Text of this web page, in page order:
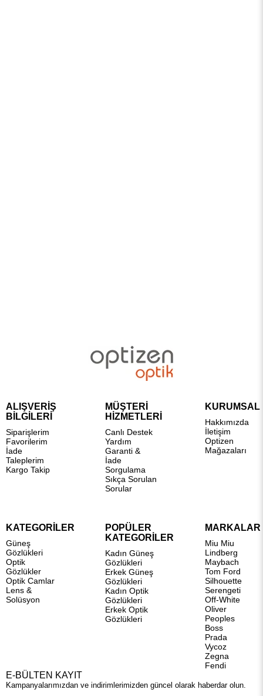
ALIŞVERİŞ
BİLGİLERİ
Siparişlerim
Favorilerim
İade
Taleplerim
Kargo Takip
MÜŞTERİ
HİZMETLERİ
Canlı Destek
Yardım
Garanti &
İade
Sorgulama
Sıkça Sorulan
Sorular
KURUMSAL
Hakkımızda
İletişim
Optizen
Mağazaları
KATEGORİLER
Güneş
Gözlükleri
Optik
Gözlükler
Optik Camlar
Lens &
Solüsyon
POPÜLER
KATEGORİLER
Kadın Güneş
Gözlükleri
Erkek Güneş
Gözlükleri
Kadın Optik
Gözlükleri
Erkek Optik
Gözlükleri
MARKALAR
Miu Miu
Lindberg
Maybach
Tom Ford
Silhouette
Serengeti
Off-White
Oliver
Peoples
Boss
Prada
Vycoz
Zegna
Fendi
E-BÜLTEN KAYIT
Kampanyalarımızdan ve indirimlerimizden güncel olarak haberdar olun.